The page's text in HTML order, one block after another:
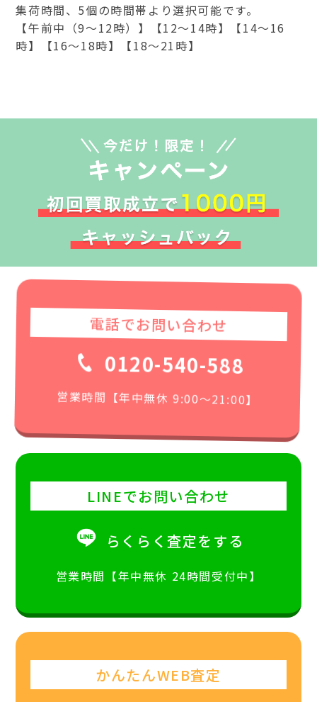
集荷時間、5個の時間帯より選択可能です。
【午前中（9～12時）】【12～14時】【14～16
時】【16～18時】【18～21時】
電話でお問い合わせ
0120-540-588
営業時間【年中無休 9:00〜21:00】
LINEでお問い合わせ
らくらく査定をする
営業時間【年中無休 24時間受付中】
かんたんWEB査定